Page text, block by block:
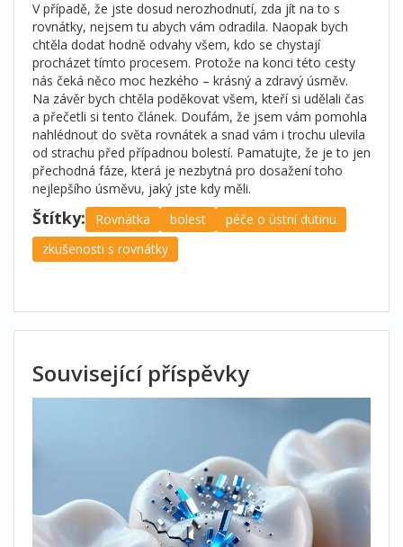
V případě, že jste dosud nerozhodnutí, zda jít na to s
rovnátky, nejsem tu abych vám odradila. Naopak bych
chtěla dodat hodně odvahy všem, kdo se chystají
procházet tímto procesem. Protože na konci této cesty
nás čeká něco moc hezkého – krásný a zdravý úsměv.
Na závěr bych chtěla poděkovat všem, kteří si udělali čas
a přečetli si tento článek. Doufám, že jsem vám pomohla
nahlédnout do světa rovnátek a snad vám i trochu ulevila
od strachu před případnou bolestí. Pamatujte, že je to jen
přechodná fáze, která je nezbytná pro dosažení toho
nejlepšího úsměvu, jaký jste kdy měli.
Štítky: Rovnátka bolest
péče o ústní dutinu
zkušenosti s rovnátky
Související příspěvky